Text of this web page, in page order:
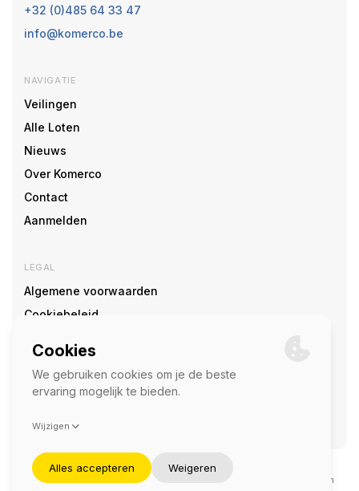
+32 (0)485 64 33 47
info@komerco.be
NAVIGATIE
Veilingen
Alle Loten
Nieuws
Over Komerco
Contact
Aanmelden
LEGAL
Algemene voorwaarden
Cookiebeleid
SOCIAL
©2026 — Komerco
Deze site wordt beschermd door reCAPTCHA en het
en